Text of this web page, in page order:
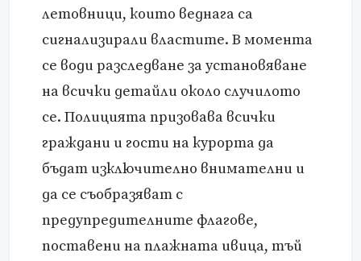
летовници, които веднага са
сигнализирали властите. В момента
се води разследване за установяване
на всички детайли около случилото
се. Полицията призовава всички
граждани и гости на курорта да
бъдат изключително внимателни и
да се съобразяват с
предупредителните флагове,
поставени на плажната ивица, тъй